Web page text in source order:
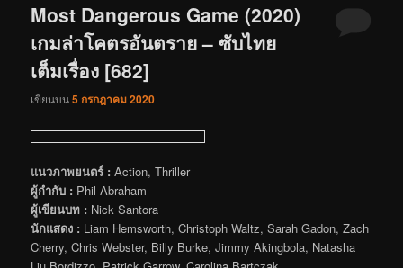
Most Dangerous Game (2020)
เกมล่าโคตรอันตราย – ซับไทย
เต็มเรื่อง [682]
เขียนบน5 กรกฎาคม 2020
แนวภาพยนตร์ : Action, Thriller
ผู้กำกับ : Phil Abraham
ผู้เขียนบท : Nick Santora
นักแสดง : Liam Hemsworth, Christoph Waltz, Sarah Gadon, Zach
Cherry, Chris Webster, Billy Burke, Jimmy Akingbola, Natasha